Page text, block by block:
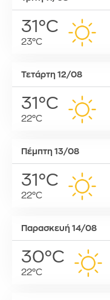
31°C
23°C
Τετάρτη 12/08
31°C
22°C
Πέμπτη 13/08
31°C
22°C
Παρασκευή 14/08
30°C
22°C